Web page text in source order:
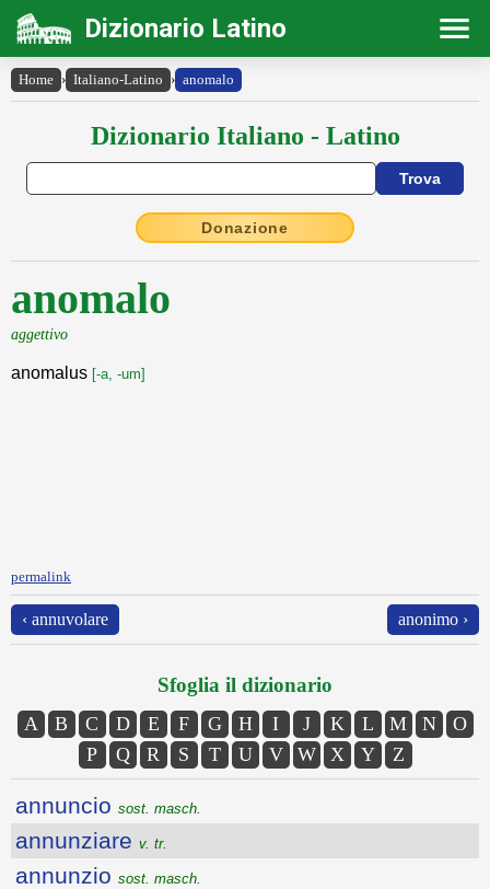
Dizionario Latino
Home › Italiano-Latino › anomalo
Dizionario Italiano - Latino
Donazione
anomalo
aggettivo
anomalus [-a, -um]
permalink
‹ annuvolare anonimo ›
Sfoglia il dizionario
A B C D E F G H I J K L M N
O
P
Q R S T U V W X Y Z
annuncio sost. masch.
annunziare v. tr.
annunzio sost. masch.